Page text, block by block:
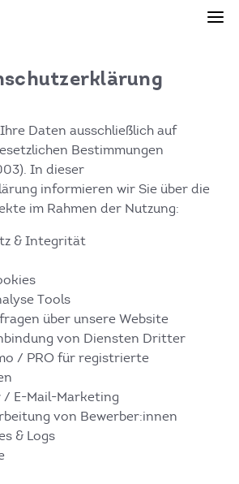
Daten ausschließlich auf
Bestimmungen
In dieser
informieren wir Sie über die
im Rahmen der Nutzung:
& Integrität
Tools
über unsere Website
von Diensten Dritter
/ PRO für registrierte
E-Mail-Marketing
von Bewerber:innen
& Logs